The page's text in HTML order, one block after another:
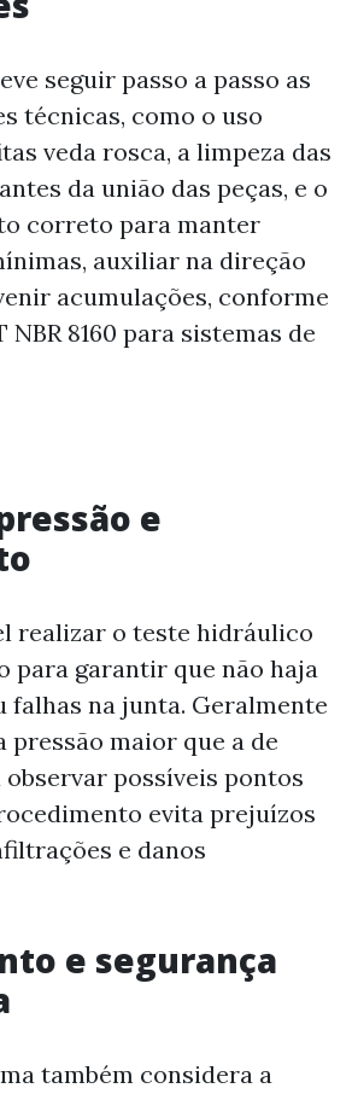
seguir passo a passo as
técnicas, como o uso
veda rosca, a limpeza das
da união das peças, e o
correto para manter
auxiliar na direção
acumulações, conforme
NBR 8160 para sistemas de
e
realizar o teste hidráulico
para garantir que não haja
falhas na junta. Geralmente
pressão maior que a de
possíveis pontos
evita prejuízos
e danos
e segurança
também considera a